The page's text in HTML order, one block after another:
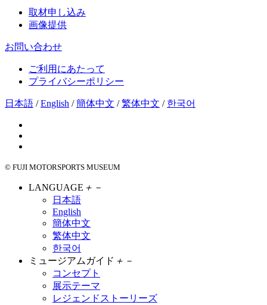
取材申し込み
画像提供
お問い合わせ
ご利用にあたって
プライバシーポリシー
日本語 /English /簡体中文 /繁体中文 / 한국어
© FUJI MOTORSPORTS MUSEUM
LANGUAGE ＋ －
日本語
English
簡体中文
繁体中文
한국어
ミュージアムガイド ＋ －
コンセプト
展示テーマ
レジェンドストーリーズ